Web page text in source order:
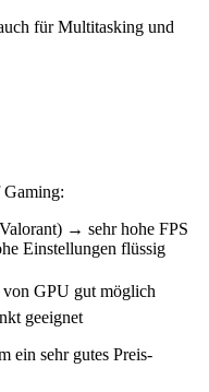
für Multitasking und
Gaming:
→ sehr hohe FPS
Einstellungen flüssig
GPU gut möglich
geeignet
ein sehr gutes Preis-